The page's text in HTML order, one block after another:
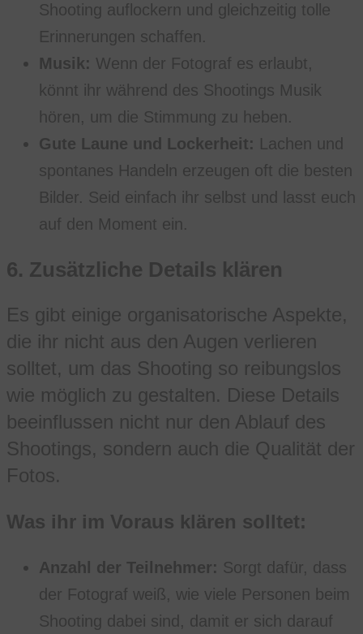
Shooting auflockern und gleichzeitig tolle
Erinnerungen schaffen.
Musik: Wenn der Fotograf es erlaubt,
könnt ihr während des Shootings Musik
hören, um die Stimmung zu heben.
Gute Laune und Lockerheit: Lachen und
spontanes Handeln erzeugen oft die besten
Bilder. Seid einfach ihr selbst und lasst euch
auf den Moment ein.
6. Zusätzliche Details klären
Es gibt einige organisatorische Aspekte,
die ihr nicht aus den Augen verlieren
solltet, um das Shooting so reibungslos
wie möglich zu gestalten. Diese Details
beeinflussen nicht nur den Ablauf des
Shootings, sondern auch die Qualität der
Fotos.
Was ihr im Voraus klären solltet:
Anzahl der Teilnehmer: Sorgt dafür, dass
der Fotograf weiß, wie viele Personen beim
Shooting dabei sind, damit er sich darauf